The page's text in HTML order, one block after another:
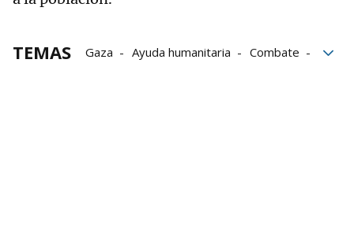
TEMAS Gaza Ayuda humanitaria
Combate